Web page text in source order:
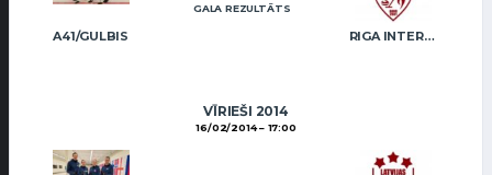
A41/GULBIS RIGA INTERNATIONAL CURLING CLUB / GRAY
GALA REZULTĀTS
VĪRIEŠI 2014
16/02/2014 17:00